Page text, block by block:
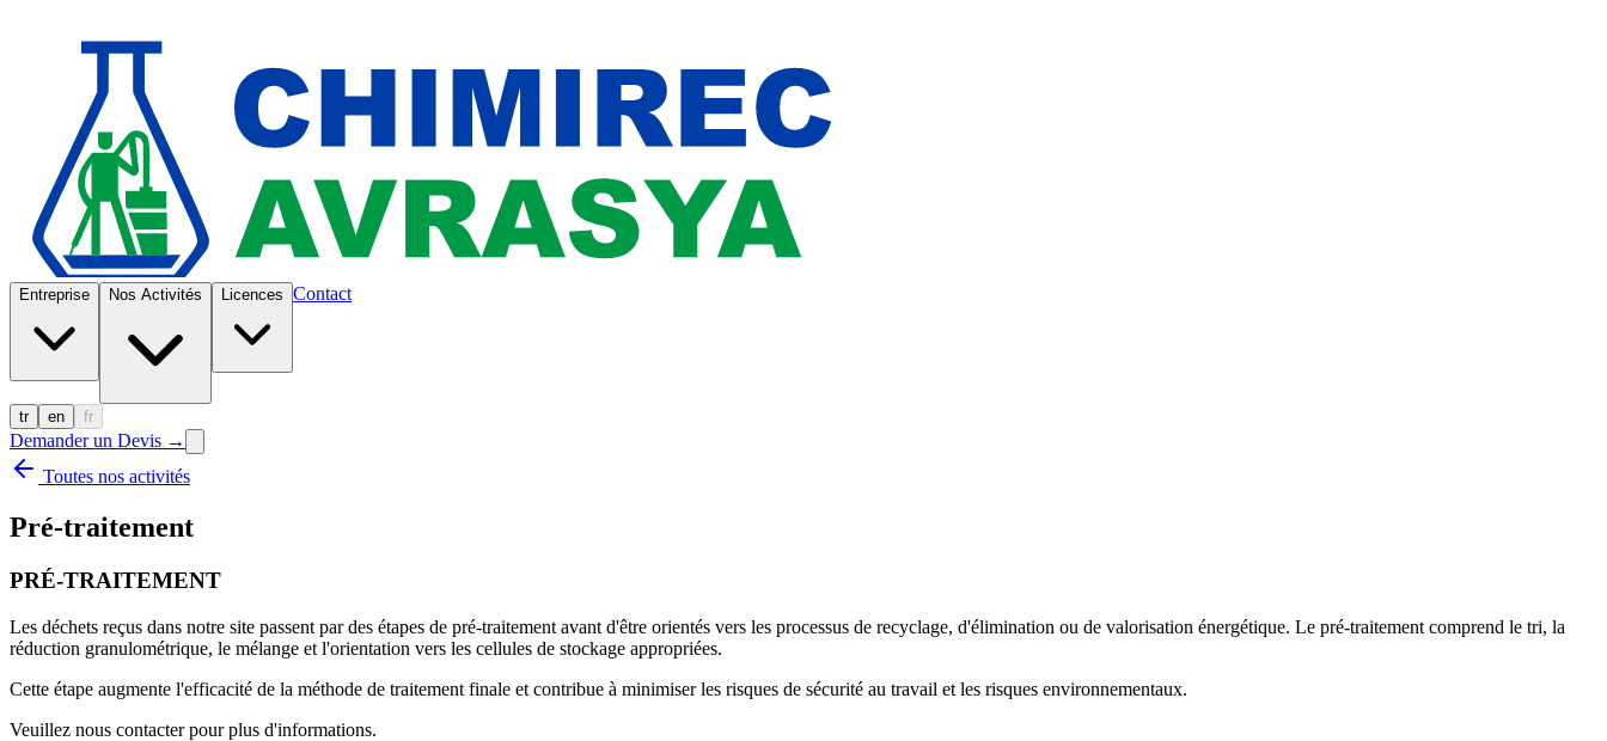
Entreprise Nos Activités Licences Contact
tr en fr
Demander un Devis →
Toutes nos activités
Pré-traitement
PRÉ-TRAITEMENT
Les déchets reçus dans notre site passent par des étapes de pré-traitement avant d'être orientés vers les processus de recyclage, d'élimination ou de valorisation énergétique. Le pré-traitement comprend le tri, la
réduction granulométrique, le mélange et l'orientation vers les cellules de stockage appropriées.
Cette étape augmente l'efficacité de la méthode de traitement finale et contribue à minimiser les risques de sécurité au travail et les risques environnementaux.
Veuillez nous contacter pour plus d'informations.